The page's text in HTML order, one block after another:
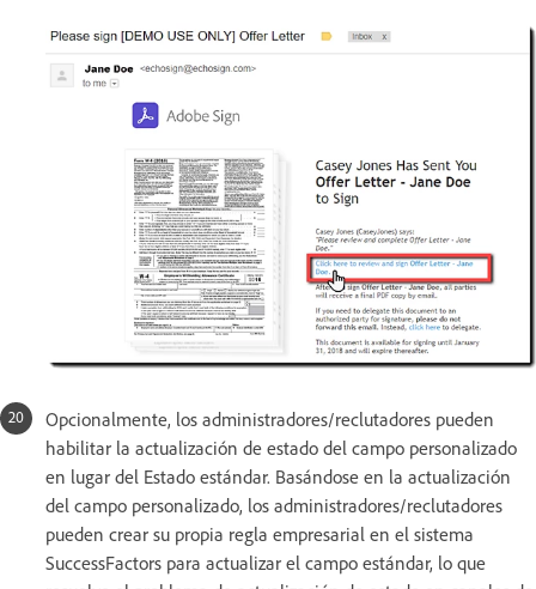
Opcionalmente, los administradores/reclutadores pueden
habilitar la actualización de estado del campo personalizado
en lugar del Estado estándar. Basándose en la actualización
del campo personalizado, los administradores/reclutadores
pueden crear su propia regla empresarial en el sistema
SuccessFactors para actualizar el campo estándar, lo que